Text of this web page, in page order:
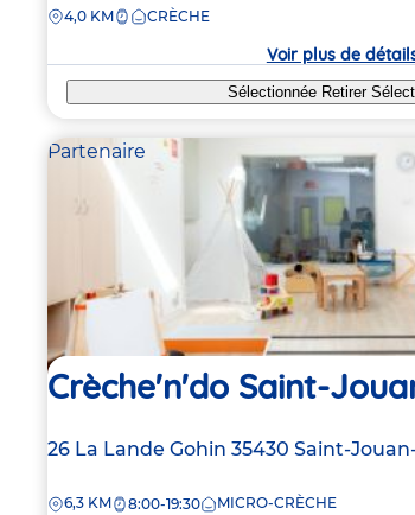
la
DISTANCE
4,0 KM CRÈCHE
Voir plus de
Sélectionnée Retirer
Partenaire
Crèche'n'do Saint-
Adresse
la
26 La Lande Gohin 35430 Saint-
DISTANCE
6,3 KM 8:00-19:30 MICRO-CRÈCHE